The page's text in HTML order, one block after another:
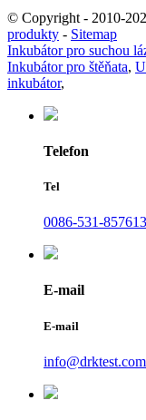
© Copyright - 2010-
produkty - Sitemap
Inkubátor pro suchou
Inkubátor pro štěňata,
inkubátor,
Telefon
Tel
0086-531-
E-mail
E-mail
info@drktest.com